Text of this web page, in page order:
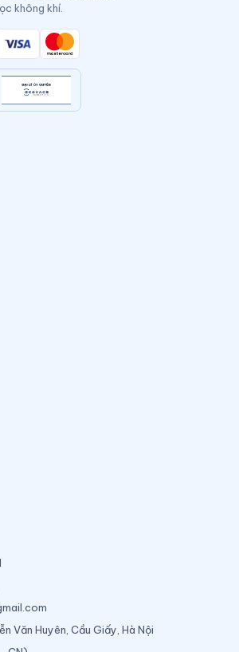
không khí.
Văn Huyên, Cầu Giấy, Hà Nội